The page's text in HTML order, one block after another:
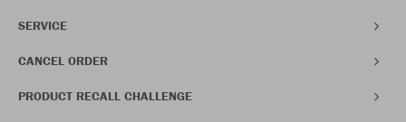
SERVICE
CANCEL ORDER
PRODUCT RECALL CHALLENGE